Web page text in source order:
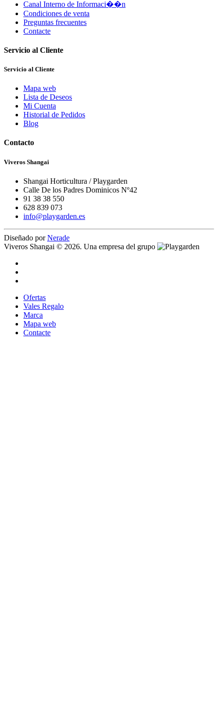
Canal Interno de Informaci��n
Condiciones de venta
Preguntas frecuentes
Contacte
Servicio al Cliente
Servicio al Cliente
Mapa web
Lista de Deseos
Mi Cuenta
Historial de Pedidos
Blog
Contacto
Viveros Shangai
Shangai Horticultura / Playgarden
Calle De los Padres Dominicos Nº42
91 38 38 550
628 839 073
info@playgarden.es
Diseñado porNerade
Viveros Shangai © 2026. Una empresa del grupo
Ofertas
Vales Regalo
Marca
Mapa web
Contacte